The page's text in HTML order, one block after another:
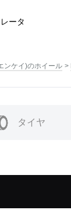
ータ
ンケイ)のホイール
タイヤ